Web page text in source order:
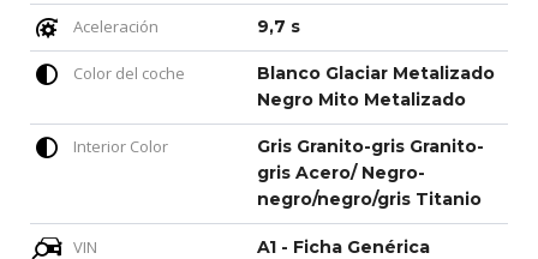
Aceleración 9,7 s
Color del coche
Blanco Glaciar Metalizado
Negro Mito Metalizado
Interior Color
Gris Granito-gris Granito-
gris Acero/ Negro-
negro/negro/gris Titanio
VIN A1 - Ficha Genérica